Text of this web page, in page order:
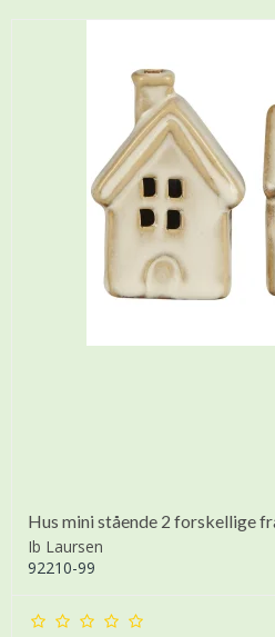
Hus mini stående 2 forskellige
Ib Laursen
92210-99